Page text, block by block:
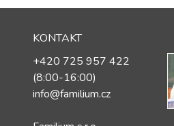
KONTAKT
+420 725 957 422
(8:00-16:00)
info@familium.cz